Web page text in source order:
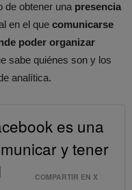
de obtener una presencia
en el que comunicarse
poder organizar
sabe quiénes son y los
analítica.
es una
y tener
COMPARTIR EN X